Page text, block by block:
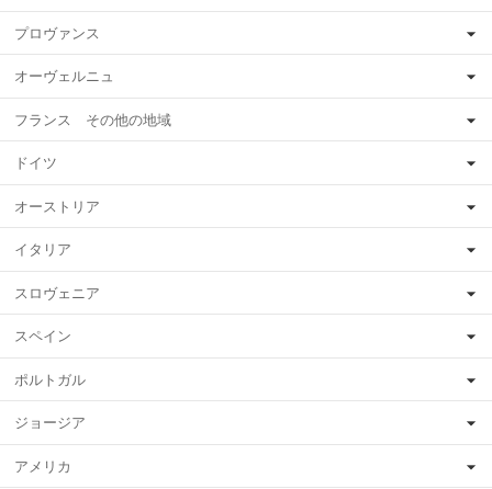
プロヴァンス
オーヴェルニュ
フランス その他の地域
ドイツ
オーストリア
イタリア
スロヴェニア
スペイン
ポルトガル
ジョージア
アメリカ